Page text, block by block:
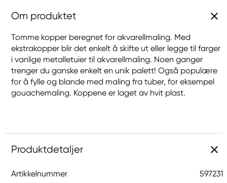
Om produktet
Tomme kopper beregnet for akvarellmaling. Med
ekstrakopper blir det enkelt å skifte ut eller legge til farger
i vanlige metalletuier til akvarellmaling. Noen ganger
trenger du ganske enkelt en unik palett! Også populære
for å fylle og blande med maling fra tuber, for eksempel
gouachemaling. Koppene er laget av hvit plast.
Produktdetaljer
Artikkelnummer
597231